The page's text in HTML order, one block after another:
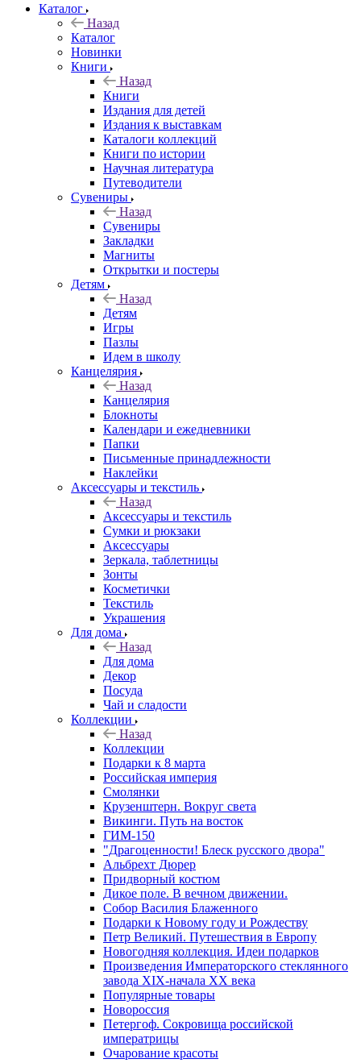
Каталог
Назад
Каталог
Новинки
Книги
Назад
Книги
Издания для детей
Издания к выставкам
Каталоги коллекций
Книги по истории
Научная литература
Путеводители
Сувениры
Назад
Сувениры
Закладки
Магниты
Открытки и постеры
Детям
Назад
Детям
Игры
Пазлы
Идем в школу
Канцелярия
Назад
Канцелярия
Блокноты
Календари и ежедневники
Папки
Письменные принадлежности
Наклейки
Аксессуары и текстиль
Назад
Аксессуары и текстиль
Сумки и рюкзаки
Аксессуары
Зеркала, таблетницы
Зонты
Косметички
Текстиль
Украшения
Для дома
Назад
Для дома
Декор
Посуда
Чай и сладости
Коллекции
Назад
Коллекции
Подарки к 8 марта
Российская империя
Смолянки
Крузенштерн. Вокруг света
Викинги. Путь на восток
ГИМ-150
"Драгоценности! Блеск русского двора"
Альбрехт Дюрер
Придворный костюм
Дикое поле. В вечном движении.
Собор Василия Блаженного
Подарки к Новому году и Рождеству
Петр Великий. Путешествия в Европу
Новогодняя коллекция. Идеи подарков
Произведения Императорского стеклянного
завода XIX-начала XX века
Популярные товары
Новороссия
Петергоф. Сокровища российской
императрицы
Очарование красоты